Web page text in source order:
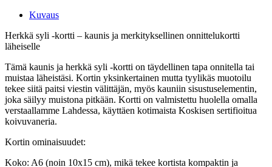
Kuvaus
Herkkä syli -kortti – kaunis ja merkityksellinen onnittelukortti
läheiselle
Tämä kaunis ja herkkä syli -kortti on täydellinen tapa onnitella tai
muistaa läheistäsi. Kortin yksinkertainen mutta tyylikäs muotoilu
tekee siitä paitsi viestin välittäjän, myös kauniin sisustuselementin,
joka säilyy muistona pitkään. Kortti on valmistettu huolella omalla
verstaallamme Lahdessa, käyttäen kotimaista Koskisen sertifioitua
koivuvaneria.
Kortin ominaisuudet:
Koko: A6 (noin 10x15 cm), mikä tekee kortista kompaktin ja